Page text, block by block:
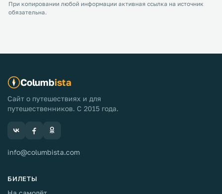
При копировании любой информации активная ссылка на источник
обязательна.
Columbista
Сайт о путешествиях и для
путешественников. С 2015 года.
info@columbista.com
БИЛЕТЫ